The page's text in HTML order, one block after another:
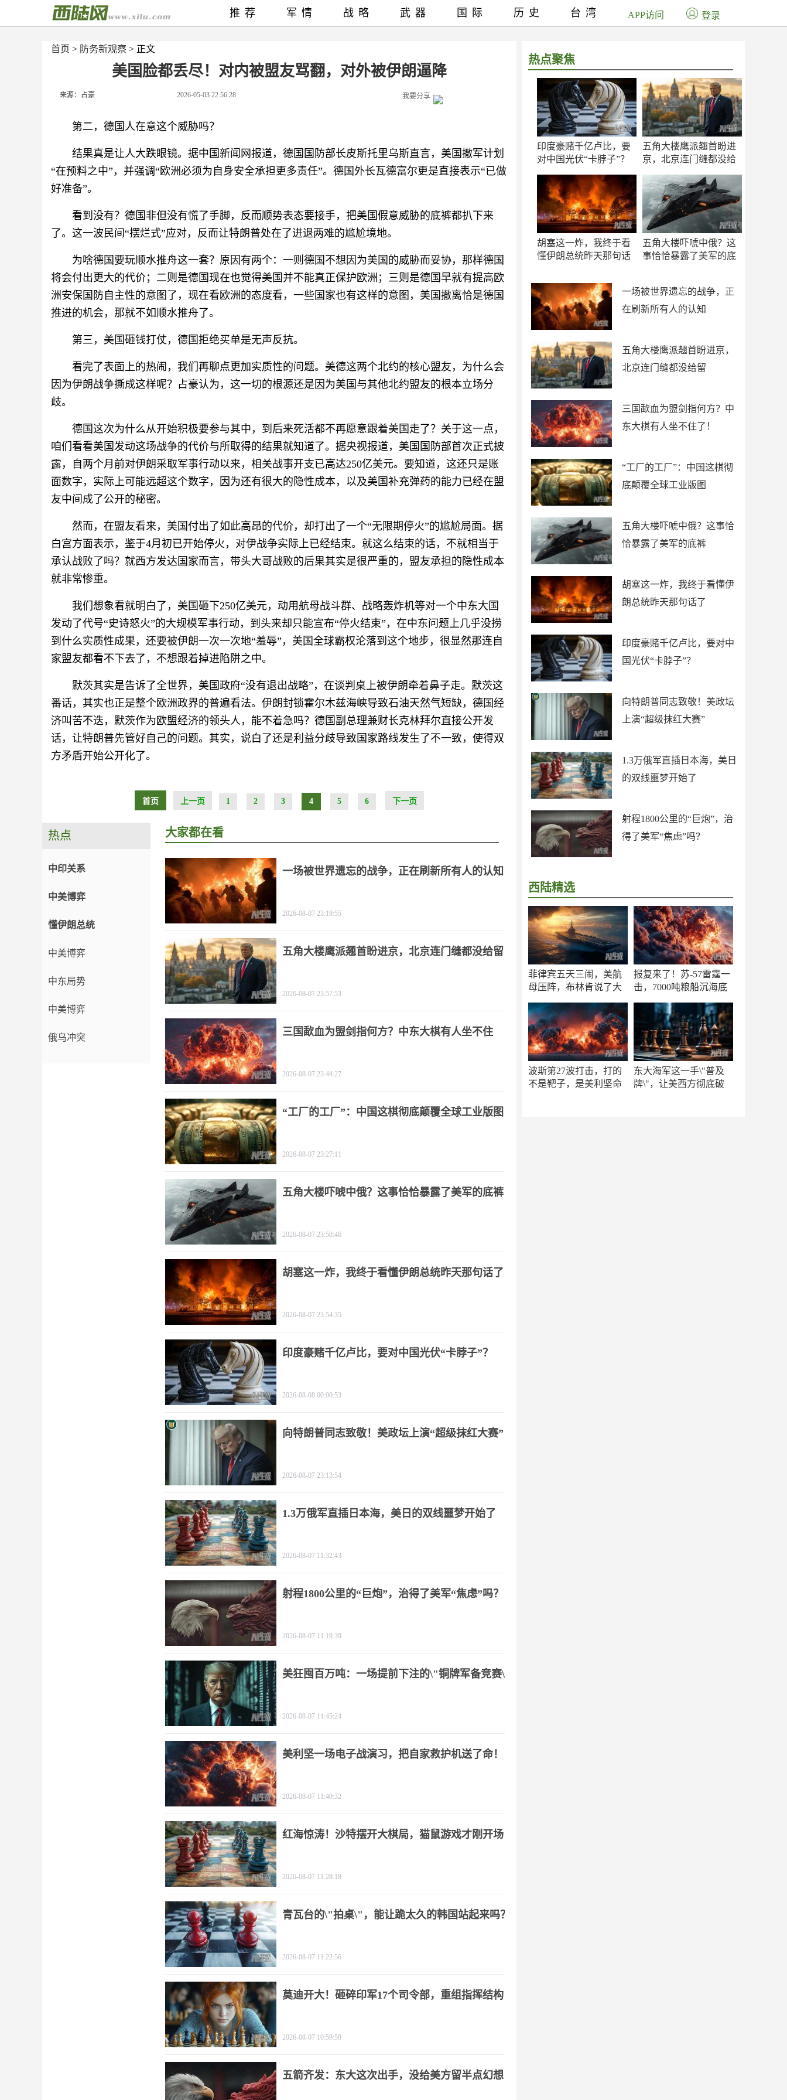
首页 > 防务新观察 > 正文
美国脸都丢尽！对内被盟友骂翻，对外被伊朗逼降
来源：占豪 2026-05-03 22:56:28 我要分享
第二，德国人在意这个威胁吗？
结果真是让人大跌眼镜。据中国新闻网报道，德国国防部长皮斯托里乌斯直言，美国撤军计划
“在预料之中”，并强调“欧洲必须为自身安全承担更多责任”。德国外长瓦德富尔更是直接表示“已做
好准备”。
看到没有？德国非但没有慌了手脚，反而顺势表态要接手，把美国假意威胁的底裤都扒下来
了。这一波民间“摆烂式”应对，反而让特朗普处在了进退两难的尴尬境地。
为啥德国要玩顺水推舟这一套？原因有两个：一则德国不想因为美国的威胁而妥协，那样德国
将会付出更大的代价；二则是德国现在也觉得美国并不能真正保护欧洲；三则是德国早就有提高欧
洲安保国防自主性的意图了，现在看欧洲的态度看，一些国家也有这样的意图，美国撤离恰是德国
推进的机会，那就不如顺水推舟了。
第三，美国砸钱打仗，德国拒绝买单是无声反抗。
看完了表面上的热闹，我们再聊点更加实质性的问题。美德这两个北约的核心盟友，为什么会
因为伊朗战争撕成这样呢？占豪认为，这一切的根源还是因为美国与其他北约盟友的根本立场分
歧。
德国这次为什么从开始积极要参与其中，到后来死活都不再愿意跟着美国走了？关于这一点，
咱们看看美国发动这场战争的代价与所取得的结果就知道了。据央视报道，美国国防部首次正式披
露，自两个月前对伊朗采取军事行动以来，相关战事开支已高达250亿美元。要知道，这还只是账
面数字，实际上可能远超这个数字，因为还有很大的隐性成本，以及美国补充弹药的能力已经在盟
友中间成了公开的秘密。
然而，在盟友看来，美国付出了如此高昂的代价，却打出了一个“无限期停火”的尴尬局面。据
白宫方面表示，鉴于4月初已开始停火，对伊战争实际上已经结束。就这么结束的话，不就相当于
承认战败了吗？就西方发达国家而言，带头大哥战败的后果其实是很严重的，盟友承担的隐性成本
就非常惨重。
我们想象看就明白了，美国砸下250亿美元，动用航母战斗群、战略轰炸机等对一个中东大国
发动了代号“史诗怒火”的大规模军事行动，到头来却只能宣布“停火结束”，在中东问题上几乎没捞
到什么实质性成果，还要被伊朗一次一次地“羞辱”，美国全球霸权沦落到这个地步，很显然那连自
家盟友都看不下去了，不想跟着掉进陷阱之中。
默茨其实是告诉了全世界，美国政府“没有退出战略”，在谈判桌上被伊朗牵着鼻子走。默茨这
番话，其实也正是整个欧洲政界的普遍看法。伊朗封锁霍尔木兹海峡导致石油天然气短缺，德国经
济叫苦不迭，默茨作为欧盟经济的领头人，能不着急吗？德国副总理兼财长克林拜尔直接公开发
话，让特朗普先管好自己的问题。其实，说白了还是利益分歧导致国家路线发生了不一致，使得双
方矛盾开始公开化了。
首页 上一页 1 2 3 4 5 6 下一页
热点聚焦
印度豪赌千亿卢比，要
对中国光伏“卡脖子”？
五角大楼鹰派翘首盼进
京，北京连门缝都没给
胡塞这一炸，我终于看
懂伊朗总统昨天那句话
五角大楼吓唬中俄？这
事恰恰暴露了美军的底
一场被世界遗忘的战争，正
在刷新所有人的认知
五角大楼鹰派翘首盼进京，
北京连门缝都没给留
三国歃血为盟剑指何方？中
东大棋有人坐不住了！
“工厂的工厂”：中国这棋彻
底颠覆全球工业版图
五角大楼吓唬中俄？这事恰
恰暴露了美军的底裤
胡塞这一炸，我终于看懂伊
朗总统昨天那句话了
印度豪赌千亿卢比，要对中
国光伏“卡脖子”？
向特朗普同志致敬！美政坛
上演“超级抹红大赛”
1.3万俄军直插日本海，美日
的双线噩梦开始了
射程1800公里的“巨炮”，治
得了美军“焦虑”吗？
西陆精选
菲律宾五天三闹，美航
母压阵，布林肯说了大
报复来了！苏-57雷霆一
击，7000吨粮船沉海底
波斯第27波打击，打的
不是靶子，是美利坚命
东大海军这一手\"普及
牌\"，让美西方彻底破
推荐 军情 战略 武器 国际 历史 台湾 APP访问 登录
热点
中印关系
中美博弈
懂伊朗总统
中美博弈
中东局势
中美博弈
俄乌冲突
大家都在看
一场被世界遗忘的战争，正在刷新所有人的认知
2026-08-07 23:19:55
五角大楼鹰派翘首盼进京，北京连门缝都没给留
2026-08-07 23:57:53
三国歃血为盟剑指何方？中东大棋有人坐不住
2026-08-07 23:44:27
“工厂的工厂”：中国这棋彻底颠覆全球工业版图
2026-08-07 23:27:11
五角大楼吓唬中俄？这事恰恰暴露了美军的底裤
2026-08-07 23:50:46
胡塞这一炸，我终于看懂伊朗总统昨天那句话了
2026-08-07 23:54:35
印度豪赌千亿卢比，要对中国光伏“卡脖子”？
2026-08-08 00:00:53
向特朗普同志致敬！美政坛上演“超级抹红大赛”
2026-08-07 23:13:54
1.3万俄军直插日本海，美日的双线噩梦开始了
2026-08-07 11:32:43
射程1800公里的“巨炮”，治得了美军“焦虑”吗？
2026-08-07 11:19:39
美狂囤百万吨：一场提前下注的\"铜牌军备竞赛\"
2026-08-07 11:45:24
美利坚一场电子战演习，把自家救护机送了命！
2026-08-07 11:40:32
红海惊涛！沙特摆开大棋局，猫鼠游戏才刚开场
2026-08-07 11:28:18
青瓦台的\"拍桌\"，能让跪太久的韩国站起来吗？
2026-08-07 11:22:56
莫迪开大！砸碎印军17个司令部，重组指挥结构
2026-08-07 10:59:58
五箭齐发：东大这次出手，没给美方留半点幻想